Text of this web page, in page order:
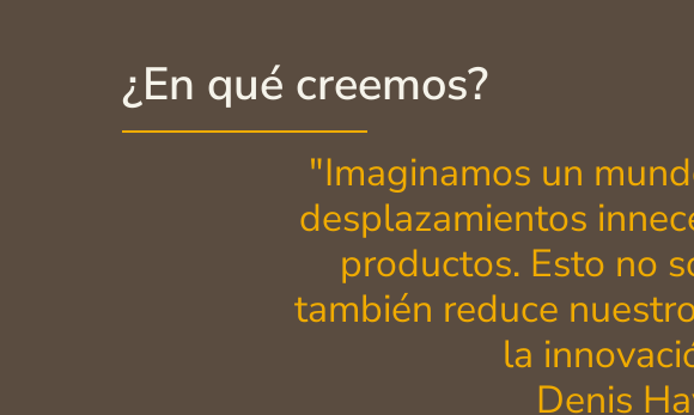
¿En qué creemos?
"Imaginamos un
desplazamientos
productos. Esto no
también reduce
la
Denis